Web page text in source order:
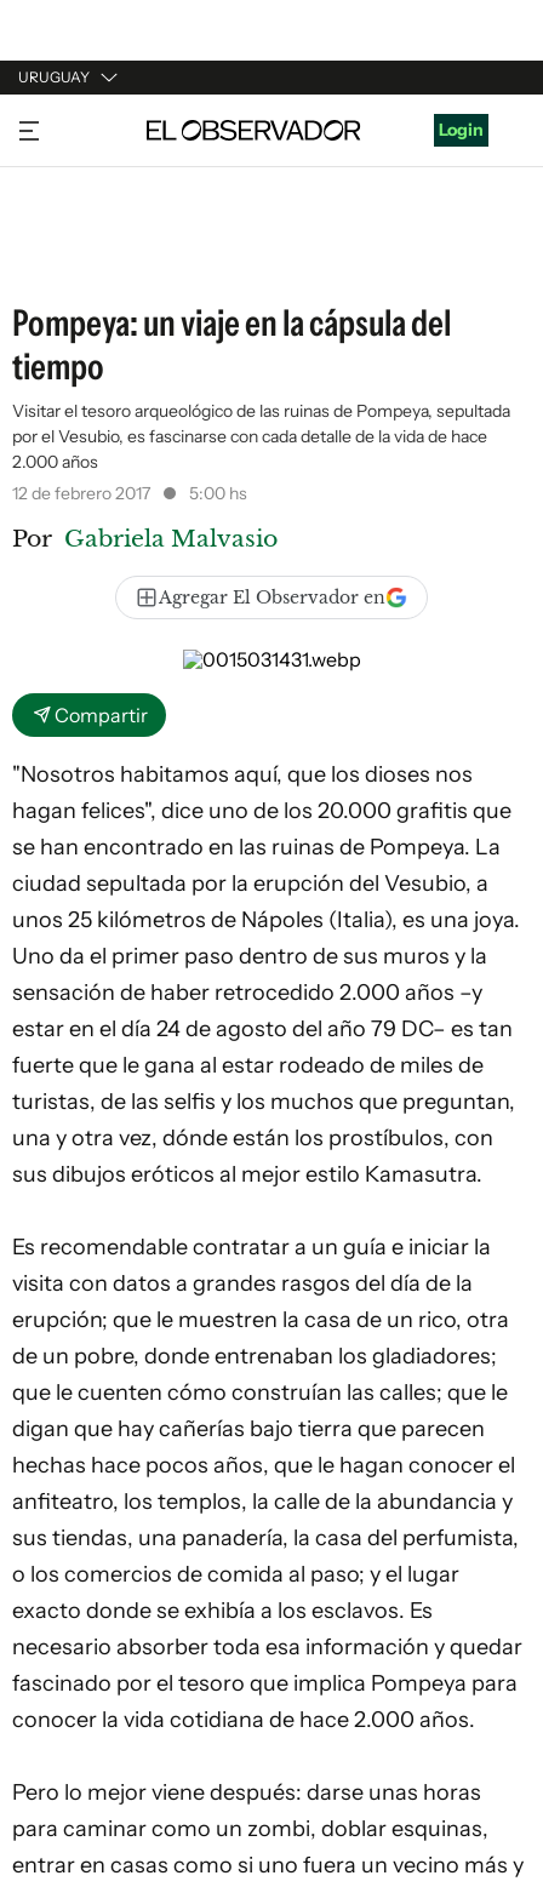
URUGUAY
URUGUAY
ARGENTINA
Login
Pompeya: un viaje en la cápsula del
tiempo
Visitar el tesoro arqueológico de las ruinas de Pompeya, sepultada
por el Vesubio, es fascinarse con cada detalle de la vida de hace
2.000 años
12 de febrero 2017
5:00 hs
Por Gabriela Malvasio
Agregar El Observador en
Compartir
"Nosotros habitamos aquí, que los dioses nos
hagan felices", dice uno de los 20.000 grafitis que
se han encontrado en las ruinas de Pompeya. La
ciudad sepultada por la erupción del Vesubio, a
unos 25 kilómetros de Nápoles (Italia), es una joya.
Uno da el primer paso dentro de sus muros y la
sensación de haber retrocedido 2.000 años –y
estar en el día 24 de agosto del año 79 DC– es tan
fuerte que le gana al estar rodeado de miles de
turistas, de las selfis y los muchos que preguntan,
una y otra vez, dónde están los prostíbulos, con
sus dibujos eróticos al mejor estilo Kamasutra.
Es recomendable contratar a un guía e iniciar la
visita con datos a grandes rasgos del día de la
erupción; que le muestren la casa de un rico, otra
de un pobre, donde entrenaban los gladiadores;
que le cuenten cómo construían las calles; que le
digan que hay cañerías bajo tierra que parecen
hechas hace pocos años, que le hagan conocer el
anfiteatro, los templos, la calle de la abundancia y
sus tiendas, una panadería, la casa del perfumista,
o los comercios de comida al paso; y el lugar
exacto donde se exhibía a los esclavos. Es
necesario absorber toda esa información y quedar
fascinado por el tesoro que implica Pompeya para
conocer la vida cotidiana de hace 2.000 años.
Pero lo mejor viene después: darse unas horas
para caminar como un zombi, doblar esquinas,
entrar en casas como si uno fuera un vecino más y